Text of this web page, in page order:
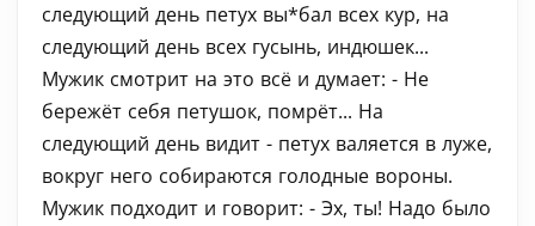
следующий день петух вы*бал всех кур, на
следующий день всех гусынь, индюшек...
Мужик смотрит на это всё и думает: - Не
бережёт себя петушок, помрёт... На
следующий день видит - петух валяется в луже,
вокруг него собираются голодные вороны.
Мужик подходит и говорит: - Эх, ты! Надо было